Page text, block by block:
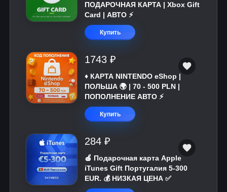
ПОДАРОЧНАЯ КАРТА | Xbox Gift
Card | АВТО ⚡
Купить
1743 ₽
♦️ КАРТА NINTENDO eShop |
ПОЛЬША 🌍 | 70 - 500 PLN |
ПОПОЛНЕНИЕ АВТО ⚡
Купить
284 ₽
🍎 Подарочная карта Apple
iTunes Gift Португалия 5-300
EUR. 💰 НИЗКАЯ ЦЕНА ✅